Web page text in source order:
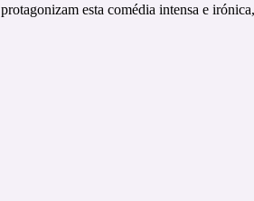
esta comédia intensa e